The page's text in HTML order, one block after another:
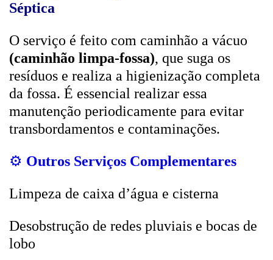
Séptica
O serviço é feito com caminhão a vácuo
(caminhão limpa-fossa), que suga os
resíduos e realiza a higienização completa
da fossa. É essencial realizar essa
manutenção periodicamente para evitar
transbordamentos e contaminações.
⚙️ Outros Serviços Complementares
Limpeza de caixa d’água e cisterna
Desobstrução de redes pluviais e bocas de
lobo